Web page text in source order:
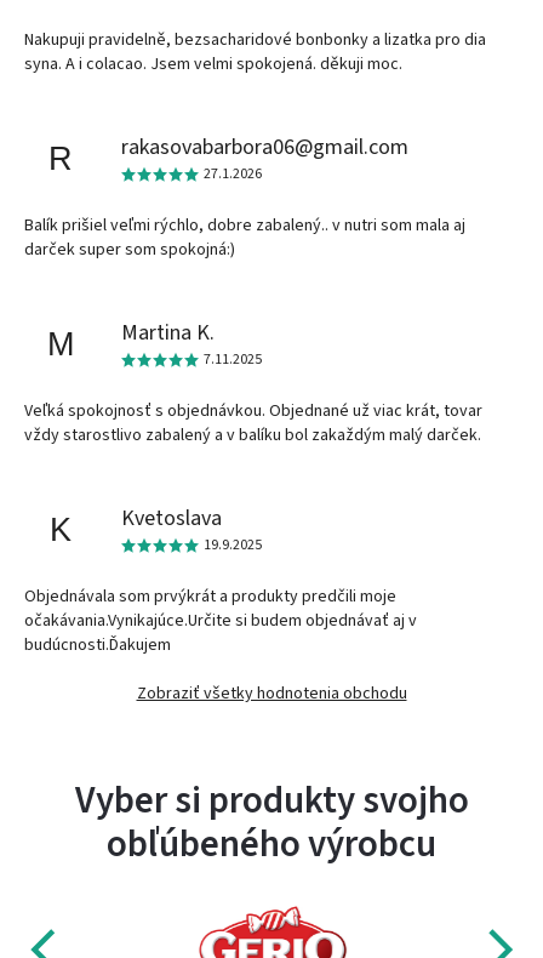
Nakupuji pravidelně, bezsacharidové bonbonky a lizatka pro dia
syna. A i colacao. Jsem velmi spokojená. děkuji moc.
R rakasovabarbora06@gmail.com
27.1.2026
Balík prišiel veľmi rýchlo, dobre zabalený.. v nutri som mala aj
darček super som spokojná:)
M Martina K.
7.11.2025
Veľká spokojnosť s objednávkou. Objednané už viac krát, tovar
vždy starostlivo zabalený a v balíku bol zakaždým malý darček.
K Kvetoslava
19.9.2025
Objednávala som prvýkrát a produkty predčili moje
očakávania.Vynikajúce.Určite si budem objednávať aj v
budúcnosti.Ďakujem
Zobraziť všetky hodnotenia obchodu
Vyber si produkty svojho
obľúbeného výrobcu